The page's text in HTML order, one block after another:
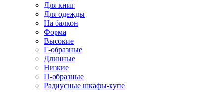
Для книг
Для одежды
На балкон
Форма
Высокие
Г-образные
Длинные
Низкие
П-образные
Радиусные шкафы-купе